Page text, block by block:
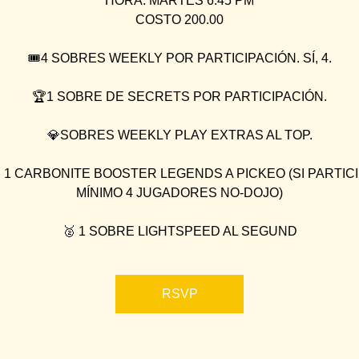
COSTO 200.00
🎟4 SOBRES WEEKLY POR PARTICIPACIÓN. SÍ, 4.
🏆1 SOBRE DE SECRETS POR PARTICIPACIÓN.
💎SOBRES WEEKLY PLAY EXTRAS AL TOP.
1 CARBONITE BOOSTER LEGENDS A PICKEO (SI
MÍNIMO 4 JUGADORES NO-DOJO)
🥈 1 SOBRE LIGHTSPEED AL SEGUND
RSVP